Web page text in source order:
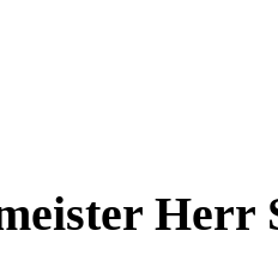
Herr